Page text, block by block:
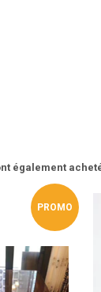
également
PROMO